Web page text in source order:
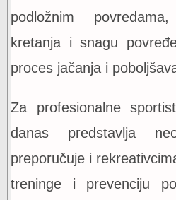
podložnim
kretanja i snagu
proces jačanja i
Za profesionalne
danas predstavlja
preporučuje i
treninge i prevenciju